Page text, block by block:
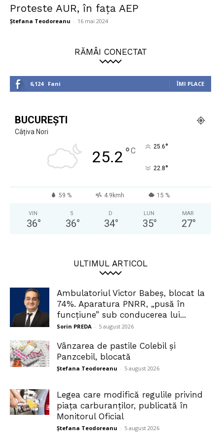
Proteste AUR, în fața AEP
Ștefana Teodoreanu - 16 mai 2024
RĂMÂI CONECTAT
6,124 Fani ÎMI PLACE
BUCUREȘTI
Câțiva Nori
25.2 °C 25.6°
22.8°
59 % 4.9kmh 15 %
VIN
36°
S
36°
D
34°
LUN
35°
MAR
27°
ULTIMUL ARTICOL
Ambulatoriul Victor Babeș, blocat la
74%. Aparatura PNRR, „pusă în
funcțiune” sub conducerea lui...
Sorin PREDA - 5 august 2026
Vânzarea de pastile Colebil și
Panzcebil, blocată
Ștefana Teodoreanu - 5 august 2026
Legea care modifică regulile privind
piața carburanților, publicată în
Monitorul Oficial
Ștefana Teodoreanu - 5 august 2026